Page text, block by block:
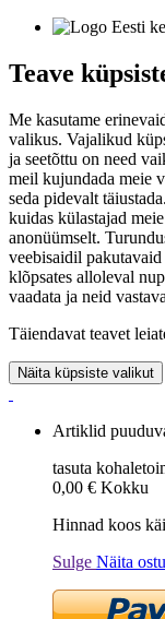
Teave
Me kasutame
valikus. Vajalikud
ja seetõttu on need
meil kujundada meie
seda pidevalt
kuidas külastajad
anonüümselt.
veebisaidil
klõpsates alloleval
vaadata ja neid
Täiendavat teavet
Näita küpsiste valikut
Artiklid
tasuta
0,00 € Kokku
Hinnad koos
Sulge Näita